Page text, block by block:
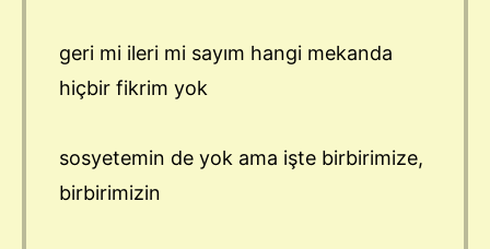
geri mi ileri mi sayım hangi mekanda
hiçbir fikrim yok
sosyetemin de yok ama işte birbirimize,
birbirimizin